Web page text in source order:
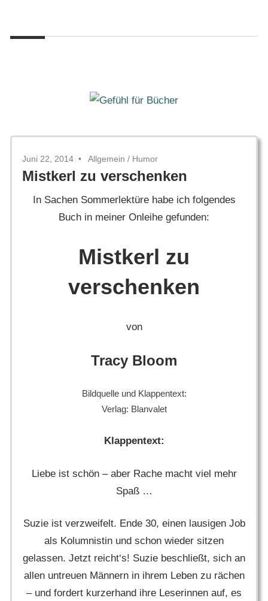
springen
Gefühl
für
Juni 22, 2014 Allgemein / Humor
Mistkerl zu verschenken
In Sachen Sommerlektüre habe ich folgendes
Buch in meiner Onleihe gefunden:
Mistkerl zu
verschenken
von
Tracy Bloom
Bildquelle und Klappentext:
Verlag: Blanvalet
Klappentext:
Liebe ist schön – aber Rache macht viel mehr
Spaß …
Suzie ist verzweifelt. Ende 30, einen lausigen Job
als Kolumnistin und schon wieder sitzen
gelassen. Jetzt reicht‘s! Suzie beschließt, sich an
allen untreuen Männern in ihrem Leben zu rächen
– und fordert kurzerhand ihre Leserinnen auf, es